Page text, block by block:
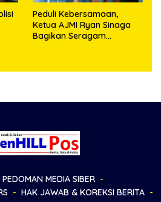
Peduli Kebersamaan,
Ketua AJMI Ryan Sinaga
Bagikan Seragam
PEDOMAN MEDIA SIBER
HAK JAWAB & KOREKSI BERITA